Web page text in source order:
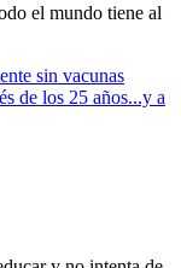
el mundo tiene al
sin vacunas
de los 25 años...y a